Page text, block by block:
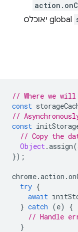
global יאוכלס
// Where we
const
//
const
// Copy the
Object.assign(
});
chrome.action .
try {
await
} catch (e)
{
// Handle
}